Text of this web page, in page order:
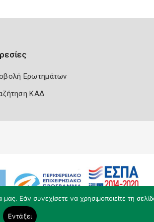
Ερωτημάτων
ΚΑΔ
Εάν συνεχίσετε να χρησιμοποιείτε τη
Εντάξει